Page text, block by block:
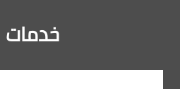
خدمات